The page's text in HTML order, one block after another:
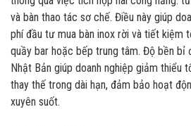
và bàn thao tác sơ chế. Điều này giúp
phí đầu tư mua bàn inox rời và tiết kiệm
quầy bar hoặc bếp trung tâm. Độ bền bỉ
Nhật Bản giúp doanh nghiệp giảm thiểu
thay thế trong dài hạn, đảm bảo hoạt
xuyên suốt.